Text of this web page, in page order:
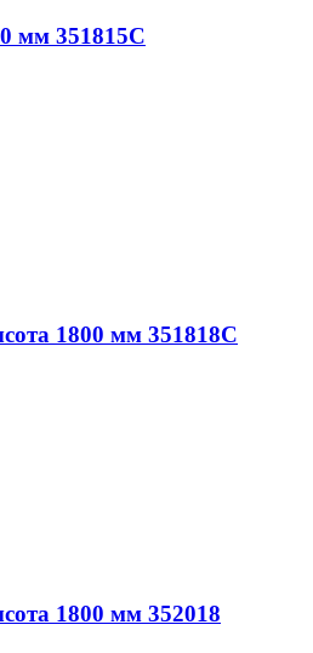
мм 351815С
1800 мм 351818С
1800 мм 352018